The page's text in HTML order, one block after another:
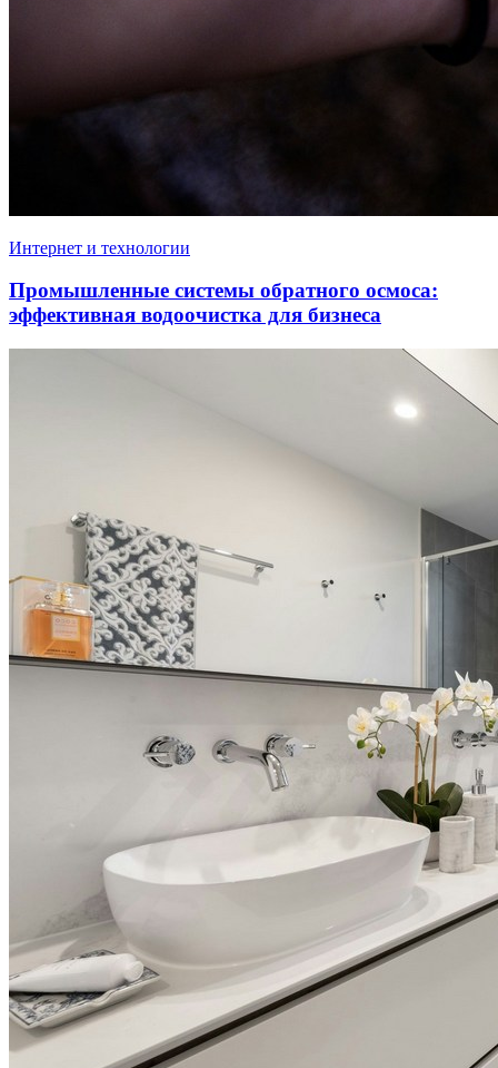
Интернет и технологии
Промышленные системы обратного осмоса:
эффективная водоочистка для бизнеса